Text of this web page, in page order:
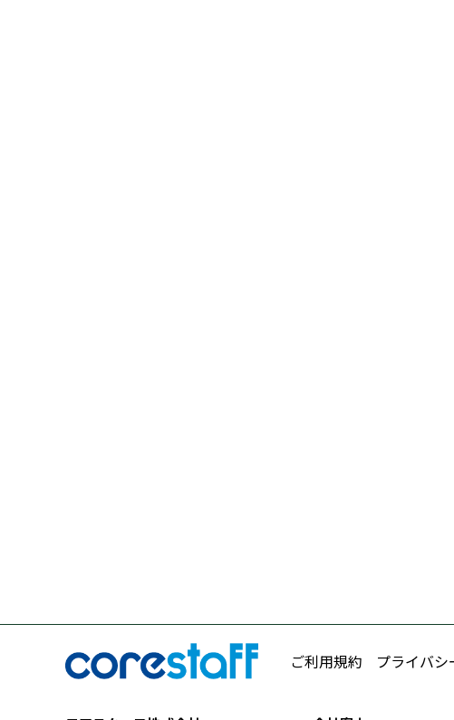
ご利用規約 プライバシ